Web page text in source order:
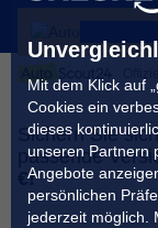
Mit dem Klick auf
Cookies ein
dieses
unseren Partnern
Angebote
persönlichen
jederzeit möglich.
Sichern Sie
passende
€!